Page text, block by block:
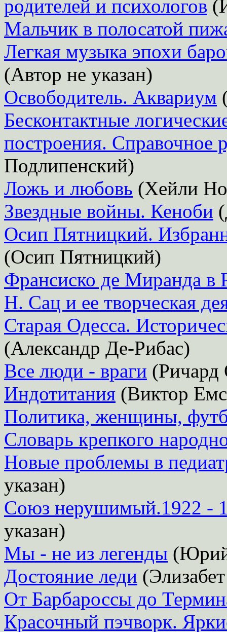
родителей и психологов
Мальчик в полосатой
Легкая музыка эпохи
(Автор не указан)
Освободитель. Аквариум
Бесконтактные
построения. Справочное
Подлипенский)
Ложь и любовь (Хейли
Звездные войны. Кеноби
Осип Пятницкий.
(Осип Пятницкий)
Франсиско де Миранда в
Н. Сац и ее творческая
Старая Одесса.
(Александр Де-Рибас)
Все люди - враги (Ричард
Индотитания (Виктор
Политика, женщины,
Словарь крепкого
Новые проблемы в
указан)
Союз нерушимый.1922 -
указан)
Мы - не из легенды
Достояние леди
От Барбароссы до
Красочный пэчворк.